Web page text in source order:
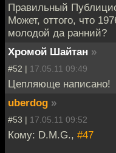
Правильный
Может, оттого, что
молодой да ранний?
Хромой Шайтан »
#52 | 17.05.11 09:49
Цепляюще написано!
uberdog »
#53 | 17.05.11 09:52
Кому: D.M.G., #47